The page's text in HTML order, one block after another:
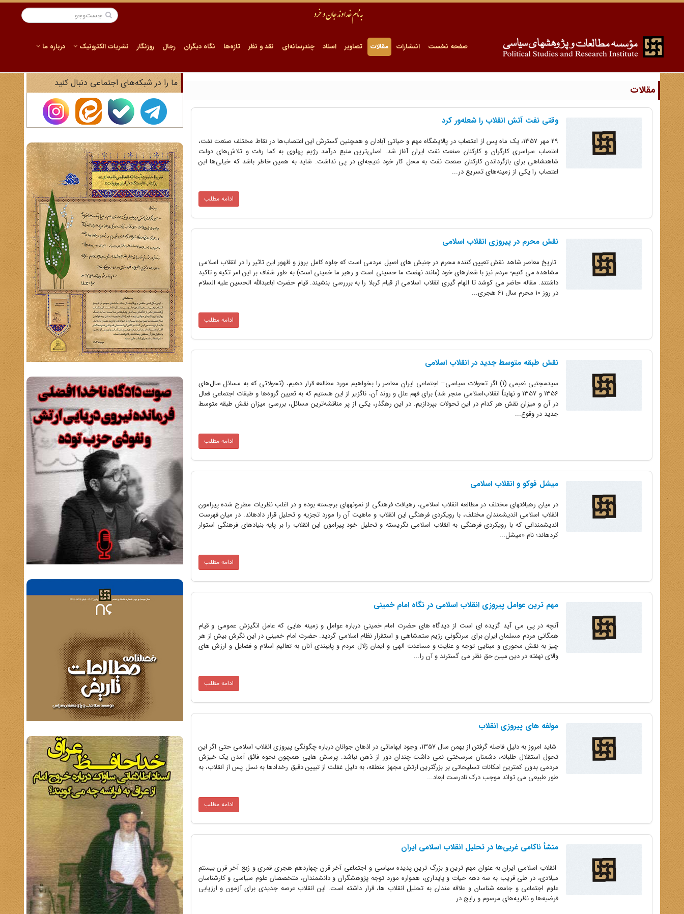
صفحه نخست انتشارات مقالات تصاویر اسناد چندرسانه‌ای نقد و نظر تازه‌ها نگاه دیگران رجال روزنگار نشریات الکترونیک درباره ما
مقالات
وقتی نفت آتش انقلاب را شعله‌ور کرد
۲۹ مهر ۱۳۵۷، یک ماه پس از اعتصاب در پالایشگاه مهم و حیاتی آبادان و همچنین گسترش این اعتصاب‌ها در نقاط مختلف صنعت نفت،
اعتصاب سراسری کارگران و کارکنان صنعت نفت ایران آغاز شد. اصلی‌ترین منبع درآمد رژیم پهلوی به کما رفت و تلاش‌های دولت
شاهنشاهی برای بازگرداندن کارکنان صنعت نفت به محل کار خود نتیجه‌ای در پی نداشت. شاید به همین خاطر باشد که خیلی‌ها این
اعتصاب را یکی از زمینه‌های تسریع در...
ادامه مطلب
نقش محرم در پیروزی انقلاب اسلامی
تاریخ معاصر شاهد نقش تعیین کننده محرم در جنبش های اصیل مردمی است که جلوه کامل بروز و ظهور این تاثیر را در انقلاب اسلامی
مشاهده می کنیم؛ مردم نیز با شعارهای خود (مانند نهضت ما حسینی است و رهبر ما خمینی است) به طور شفاف بر این امر تکیه و تاکید
داشتند. مقاله حاضر می کوشد تا الهام گیری انقلاب اسلامی از قیام کربلا را به برررسی بنشیند. قیام حضرت اباعبدالله الحسین علیه السلام
در روز 10 محرم سال 61 هجری...
ادامه مطلب
نقش طبقه‌ متوسط جدید در انقلاب اسلامی
سیدمجتبی نعیمی (1) اگر تحولات سیاسی– اجتماعی ایرانِ معاصر را بخواهیم مورد مطالعه قرار دهیم، (تحولاتی که به مسائل سال‌های
1356 و 1357 و نهایتاً انقلاب‌اسلامی منجر شد) برای فهم علل و روند آن، ناگزیر از این هستیم که به تعیین گروه‌ها و طبقات اجتماعی فعال
در آن و میزان نقش هر کدام در این تحولات بپردازیم. در این رهگذر، یکی از پر مناقشه‌ترین مسائل، بررسی میزان نقش طبقه متوسط
جدید در وقوع...
ادامه مطلب
میشل فوکو و انقلاب اسلامی
در میان رهیافتهای مختلف در مطالعه انقلاب اسلامی، رهیافت فرهنگی از نمونه‏های برجسته بوده و در اغلب نظریات مطرح شده پیرامون
انقلاب اسلامی اندیشمندان مختلف، با رویکردی فرهنگی این انقلاب و ماهیت آن را مورد تجزیه و تحلیل قرار داده‏اند. در میان فهرست
اندیشمندانی که با رویکردی فرهنگی به انقلاب اسلامی نگریسته و تحلیل خود پیرامون این انقلاب را بر پایه بنیادهای فرهنگی استوار
کرده‏اند؛ نام «میشل...
ادامه مطلب
مهم ترین عوامل پیروزی انقلاب اسلامی در نگاه امام خمینی
آنچه در پی می آید گزیده ای است از دیدگاه های حضرت امام خمینی درباره عوامل و زمینه هایی که عامل انگیزش عمومی و قیام
همگانی مردم مسلمان ایران برای سرنگونی رژیم ستمشاهی و استقرار نظام اسلامی گردید. حضرت امام خمینی در این نگرش بیش از هر
چیز به نقش محوری و مبنایی توجه و عنایت و مساعدت الهی و ایمان زلال مردم و پایبندی آنان به تعالیم اسلام و فضایل و ارزش های
والای نهفته در دین مبین حق نظر می گسترند و آن را...
ادامه مطلب
مولفه های پیروزی انقلاب
شاید امروز به دلیل فاصله گرفتن از بهمن سال 1357، وجود ابهاماتی در اذهان جوانان درباره چگونگی پیروزی انقلاب اسلامی حتی اگر این
تحول استقلال طلبانه، دشمنان سرسختی نمی داشت چندان دور از ذهن نباشد. پرسش هایی همچون نحوه فائق آمدن یک خیزش
مردمی بدون کمترین امکانات تسلیحاتی بر بزرگترین ارتش مجهز منطقه، به دلیل غفلت از تبیین دقیق رخدادها به نسل پس از انقلاب، به
طور طبیعی می تواند موجب درک نادرست ابعاد...
ادامه مطلب
منشأ ناکامی غربی‌ها در تحلیل انقلاب اسلامی ایران
انقلاب اسلامی ایران به عنوان مهم ترین و بزرگ ترین پدیده سیاسی و اجتماعی آخر قرن چهاردهم هجری قمری و رُبع آخر قرن بیستم
میلادی، در طی قریب به سه دهه حیات و پایداری، همواره مورد توجه پژوهشگران و دانشمندان، متخصصان علوم سیاسی و کارشناسان
علوم اجتماعی و جامعه شناسان و علاقه مندان به تحلیل انقلاب ها، قرار داشته است. این انقلاب عرصه جدیدی برای آزمون و ارزیابی
فرضیه‌ها و نظریه‌های مرسوم و رایج در...
ما را در شبکه‌های اجتماعی دنبال کنید